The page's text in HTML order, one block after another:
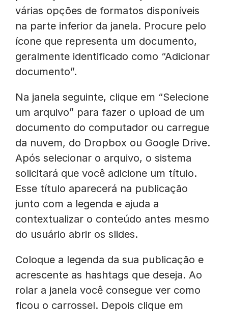
várias opções de formatos disponíveis
na parte inferior da janela. Procure pelo
ícone que representa um documento,
geralmente identificado como “Adicionar
documento”.
Na janela seguinte, clique em “Selecione
um arquivo” para fazer o upload de um
documento do computador ou carregue
da nuvem, do Dropbox ou Google Drive.
Após selecionar o arquivo, o sistema
solicitará que você adicione um título.
Esse título aparecerá na publicação
junto com a legenda e ajuda a
contextualizar o conteúdo antes mesmo
do usuário abrir os slides.
Coloque a legenda da sua publicação e
acrescente as hashtags que deseja. Ao
rolar a janela você consegue ver como
ficou o carrossel. Depois clique em